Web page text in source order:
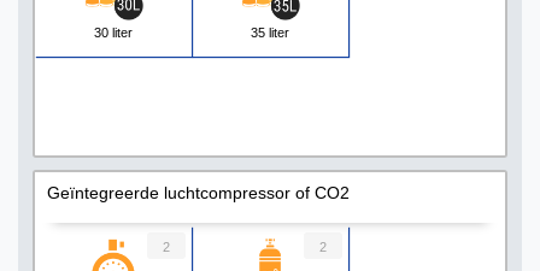
30 liter 35 liter
Geïntegreerde luchtcompressor of CO2
2 2